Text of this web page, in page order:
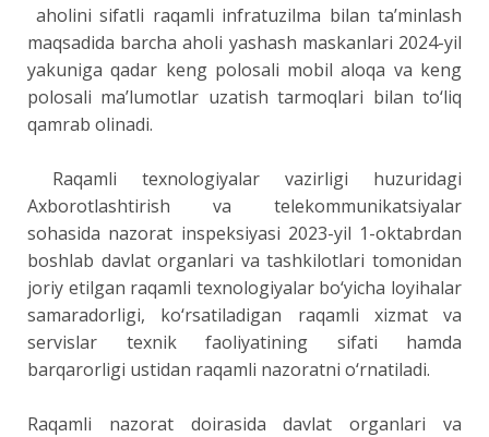
aholini sifatli raqamli infratuzilma bilan ta’minlash
maqsadida barcha aholi yashash maskanlari 2024-yil
yakuniga qadar keng polosali mobil aloqa va keng
polosali ma’lumotlar uzatish tarmoqlari bilan to‘liq
qamrab olinadi.
Raqamli texnologiyalar vazirligi huzuridagi
Axborotlashtirish va telekommunikatsiyalar
sohasida nazorat inspeksiyasi 2023-yil 1-oktabrdan
boshlab davlat organlari va tashkilotlari tomonidan
joriy etilgan raqamli texnologiyalar bo‘yicha loyihalar
samaradorligi, ko‘rsatiladigan raqamli xizmat va
servislar texnik faoliyatining sifati hamda
barqarorligi ustidan raqamli nazoratni o‘rnatiladi.
Raqamli nazorat doirasida davlat organlari va